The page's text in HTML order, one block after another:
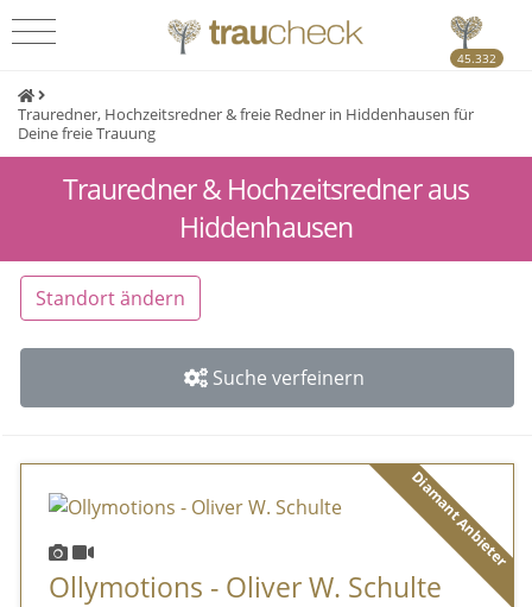
45.332
Trauredner, Hochzeitsredner & freie Redner in Hiddenhausen für
Deine freie Trauung
Trauredner & Hochzeitsredner aus
Hiddenhausen
Standort ändern
Suche verfeinern
Diamant Anbieter
Ollymotions - Oliver W. Schulte